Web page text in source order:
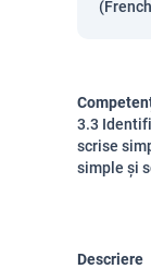
3.3
scrise
simple și
Descriere